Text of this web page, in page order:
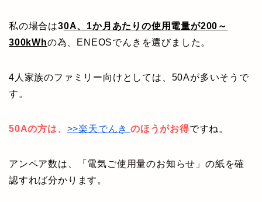
私の場合は30A、1か月あたりの使用電量が200～
300kWhの為、ENEOSでんきを選びました。
4人家族のファミリー向けとしては、50Aが多いそうで
す。
50Aの方は、 >>楽天でんき のほうがお得ですね。
アンペア数は、「電気ご使用量のお知らせ」の紙を確
認すれば分かります。